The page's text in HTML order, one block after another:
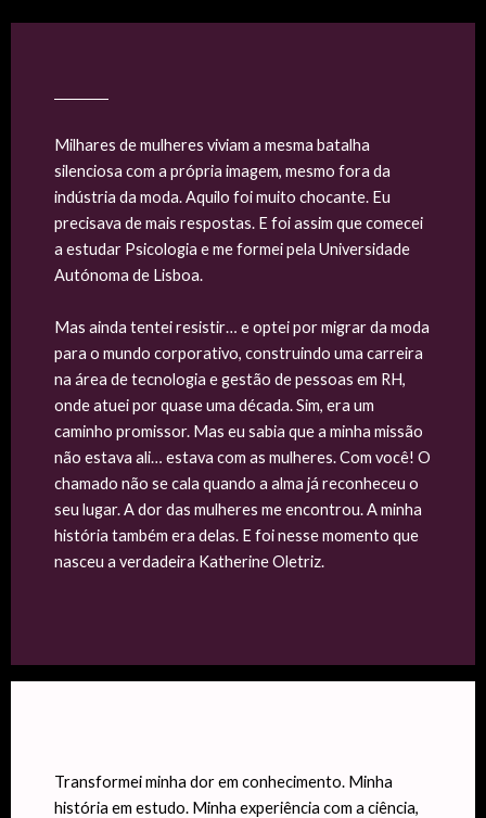
Milhares de mulheres viviam a mesma batalha
silenciosa com a própria imagem, mesmo fora da
indústria da moda. Aquilo foi muito chocante. Eu
precisava de mais respostas. E foi assim que comecei
a estudar Psicologia e me formei pela Universidade
Autónoma de Lisboa.
Mas ainda tentei resistir… e optei por migrar da moda
para o mundo corporativo, construindo uma carreira
na área de tecnologia e gestão de pessoas em RH,
onde atuei por quase uma década. Sim, era um
caminho promissor. Mas eu sabia que a minha missão
não estava ali… estava com as mulheres. Com você! O
chamado não se cala quando a alma já reconheceu o
seu lugar. A dor das mulheres me encontrou. A minha
história também era delas. E foi nesse momento que
nasceu a verdadeira Katherine Oletriz.
Transformei minha dor em conhecimento. Minha
história em estudo. Minha experiência com a ciência,